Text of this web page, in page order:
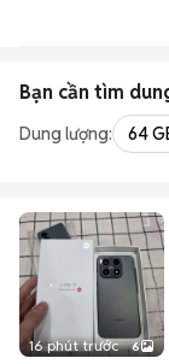
Bạn cần tìm
Dung lượng: 64
16 phút trước 6